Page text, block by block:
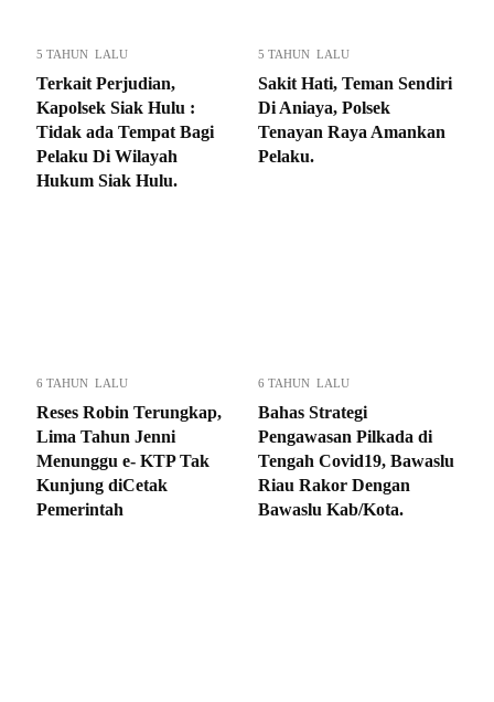
5 TAHUN LALU
Terkait Perjudian,
Kapolsek Siak Hulu :
Tidak ada Tempat Bagi
Pelaku Di Wilayah
Hukum Siak Hulu.
5 TAHUN LALU
Sakit Hati, Teman Sendiri
Di Aniaya, Polsek
Tenayan Raya Amankan
Pelaku.
6 TAHUN LALU
Reses Robin Terungkap,
Lima Tahun Jenni
Menunggu e- KTP Tak
Kunjung diCetak
Pemerintah
6 TAHUN LALU
Bahas Strategi
Pengawasan Pilkada di
Tengah Covid19, Bawaslu
Riau Rakor Dengan
Bawaslu Kab/Kota.